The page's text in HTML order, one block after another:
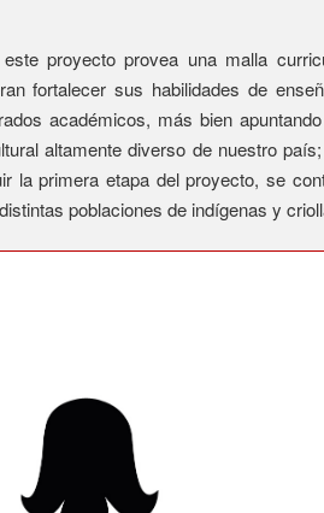
proyecto provea una malla
fortalecer sus habilidades de
académicos, más bien
altamente diverso de nuestro
la primera etapa del proyecto, se
poblaciones de indígenas y